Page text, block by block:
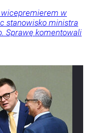
wicepremierem w
stanowisko ministra
Sprawę komentowali